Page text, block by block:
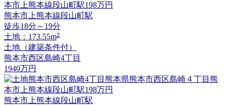
熊本市上熊本線段山町駅
徒歩18分～19分
土地：173.55m2
土地（建築条件付）
熊本市西区島崎4丁目
1940万円
熊本市上熊本線段山町駅